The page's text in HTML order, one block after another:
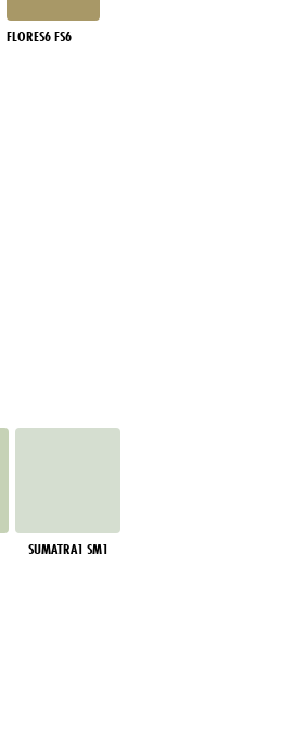
FLORES6 FS6
SUMATRA1 SM1